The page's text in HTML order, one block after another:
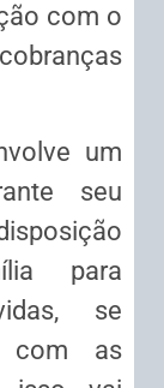
com o
um
seu
para
se
com as